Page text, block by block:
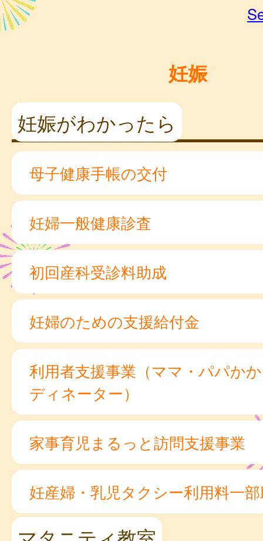
妊娠
妊娠がわかったら
母子健康手帳の交付
妊婦一般健康診査
初回産科受診料助成
妊婦のための支援給付金
利用者支援事業（ママ・パパか
ディネーター）
家事育児まるっと訪問支援事業
妊産婦・乳児タクシー利用料一